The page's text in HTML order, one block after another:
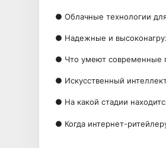
● Облачные технологии
● Надежные и
● Что умеют современные
● Искусственный
● На какой стадии
● Когда интернет-